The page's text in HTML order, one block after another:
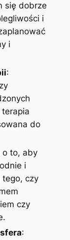
się dobrze
i
i
:
do
o to, aby
i
tego, czy
czy
: